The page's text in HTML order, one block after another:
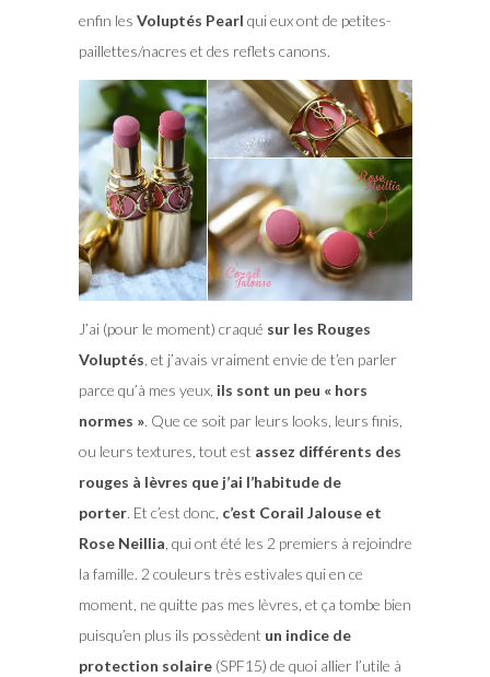
enfin les Voluptés Pearl qui eux ont de petites-
paillettes/nacres et des reflets canons.
J’ai (pour le moment) craqué sur les Rouges
Voluptés, et j’avais vraiment envie de t’en parler
parce qu’à mes yeux, ils sont un peu « hors
normes ». Que ce soit par leurs looks, leurs finis,
ou leurs textures, tout est assez différents des
rouges à lèvres que j’ai l’habitude de
porter. Et c’est donc, c’est Corail Jalouse et
Rose Neillia, qui ont été les 2 premiers à rejoindre
la famille. 2 couleurs très estivales qui en ce
moment, ne quitte pas mes lèvres, et ça tombe bien
puisqu’en plus ils possèdent un indice de
protection solaire(SPF15) de quoi allier l’utile à